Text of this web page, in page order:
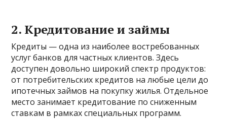
2. Кредитование и займы
Кредиты — одна из наиболее востребованных
услуг банков для частных клиентов. Здесь
доступен довольно широкий спектр продуктов:
от потребительских кредитов на любые цели до
ипотечных займов на покупку жилья. Отдельное
место занимает кредитование по сниженным
ставкам в рамках специальных программ.